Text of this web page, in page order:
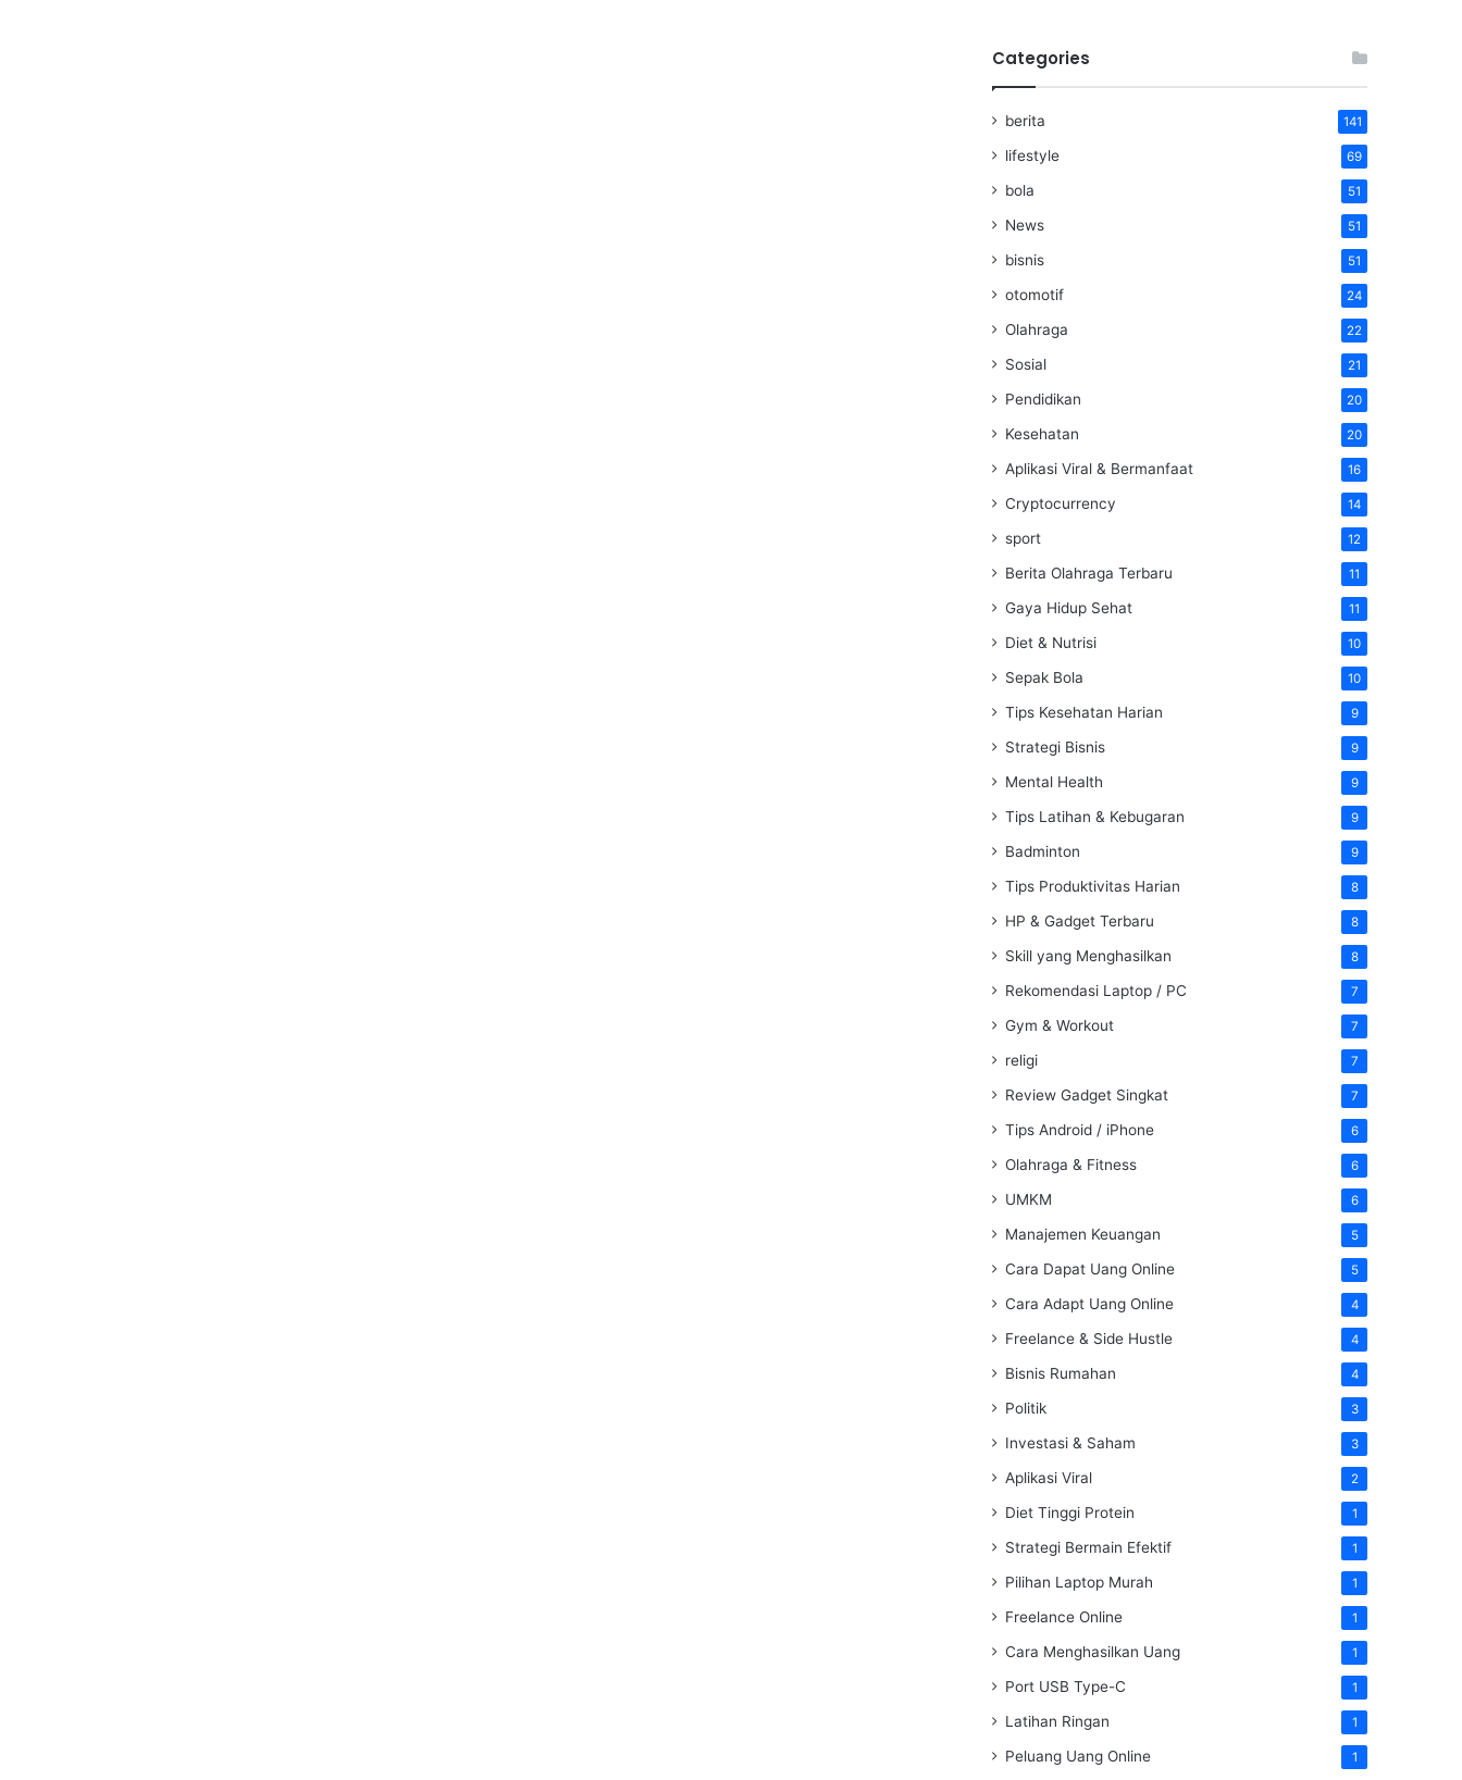
Categories
berita 141
lifestyle 69
bola 51
News 51
bisnis 51
otomotif 24
Olahraga 22
Sosial 21
Pendidikan 20
Kesehatan 20
Aplikasi Viral & Bermanfaat 16
Cryptocurrency 14
sport 12
Berita Olahraga Terbaru 11
Gaya Hidup Sehat 11
Diet & Nutrisi 10
Sepak Bola 10
Tips Kesehatan Harian 9
Strategi Bisnis 9
Mental Health 9
Tips Latihan & Kebugaran 9
Badminton 9
Tips Produktivitas Harian 8
HP & Gadget Terbaru 8
Skill yang Menghasilkan 8
Rekomendasi Laptop / PC 7
Gym & Workout 7
religi 7
Review Gadget Singkat 7
Tips Android / iPhone 6
Olahraga & Fitness 6
UMKM 6
Manajemen Keuangan 5
Cara Dapat Uang Online 5
Cara Adapt Uang Online 4
Freelance & Side Hustle 4
Bisnis Rumahan 4
Politik 3
Investasi & Saham 3
Aplikasi Viral 2
Diet Tinggi Protein 1
Strategi Bermain Efektif 1
Pilihan Laptop Murah 1
Freelance Online 1
Cara Menghasilkan Uang 1
Port USB Type-C 1
Latihan Ringan 1
Peluang Uang Online 1